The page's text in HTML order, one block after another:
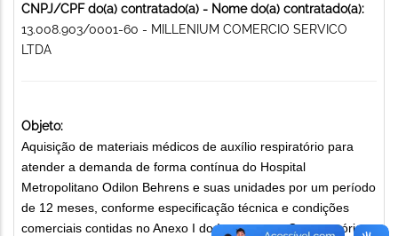
CNPJ/CPF do(a) contratado(a) - Nome do(a) contratado(a):
13.008.903/0001-60 - MILLENIUM COMERCIO SERVICO
LTDA
Objeto:
Aquisição de materiais médicos de auxílio respiratório para
atender a demanda de forma contínua do Hospital
Metropolitano Odilon Behrens e suas unidades por um período
de 12 meses, conforme especificação técnica e condições
comerciais contidas no Anexo I do Instrumento Convocatório.